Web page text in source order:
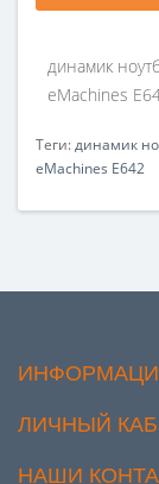
динамик
eMachines
Теги:динамик
eMachines E642
ЛИЧНЫЙ
НАШИ